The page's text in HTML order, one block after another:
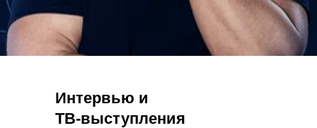
Интервью и
ТВ-выступления